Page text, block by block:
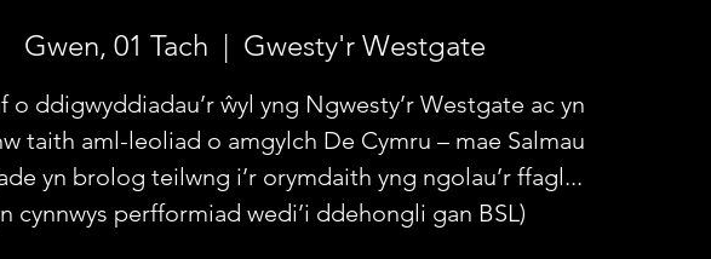
Gwen, 01 Tach
  |
Gwesty'r Westgate
o ddigwyddiadau’r ŵyl yng Ngwesty’r Westgate ac yn
taith aml-leoliad o amgylch De Cymru – mae Salmau
yn brolog teilwng i’r orymdaith yng ngolau’r ffagl...
cynnwys perfformiad wedi’i ddehongli gan BSL)